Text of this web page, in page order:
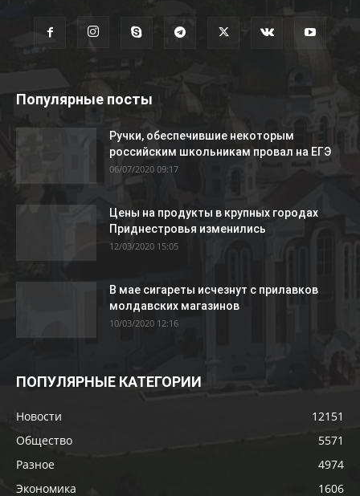
Популярные посты
Ручки, обеспечившие некоторым
российским школьникам провал на ЕГЭ
06/07/2020 09:17
Цены на продукты в крупных городах
Приднестровья изменились
12/03/2020 15:05
В мае сигареты исчезнут с прилавков
молдавских магазинов
10/03/2020 12:16
ПОПУЛЯРНЫЕ КАТЕГОРИИ
Новости
12151
Общество
5571
Разное
4974
Экономика
1606